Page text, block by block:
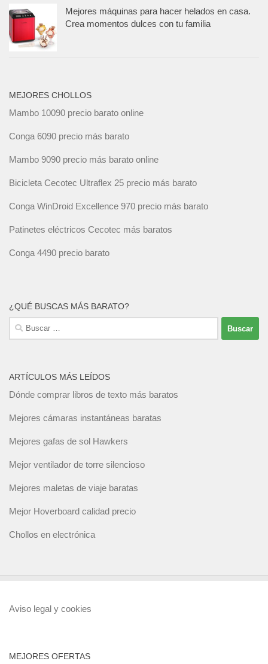
Mejores máquinas para hacer helados en casa.
Crea momentos dulces con tu familia
MEJORES CHOLLOS
Mambo 10090 precio barato online
Conga 6090 precio más barato
Mambo 9090 precio más barato online
Bicicleta Cecotec Ultraflex 25 precio más barato
Conga WinDroid Excellence 970 precio más barato
Patinetes eléctricos Cecotec más baratos
Conga 4490 precio barato
¿QUÉ BUSCAS MÁS BARATO?
Buscar:
ARTÍCULOS MÁS LEÍDOS
Dónde comprar libros de texto más baratos
Mejores cámaras instantáneas baratas
Mejores gafas de sol Hawkers
Mejor ventilador de torre silencioso
Mejores maletas de viaje baratas
Mejor Hoverboard calidad precio
Chollos en electrónica
Aviso legal y cookies
MEJORES OFERTAS